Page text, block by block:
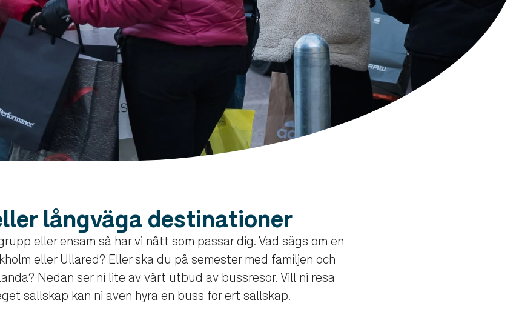
långväga destinationer
eller ensam så har vi nått som passar dig. Vad sägs om en
eller Ullared? Eller ska du på semester med familjen och
Nedan ser ni lite av vårt utbud av bussresor. Vill ni resa
sällskap kan ni även hyra en buss för ert sällskap.